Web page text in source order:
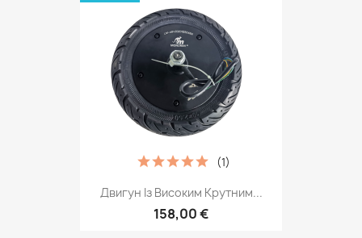
Двигун Із Високим Крутним...
158,00 €
(1)